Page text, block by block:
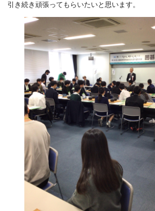
引き続き頑張ってもらいたいと思います。